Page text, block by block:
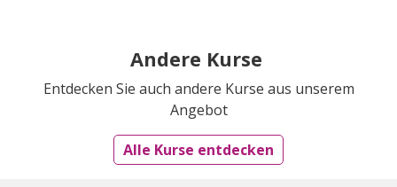
Andere Kurse
Entdecken Sie auch andere Kurse aus unserem
Angebot
Alle Kurse entdecken